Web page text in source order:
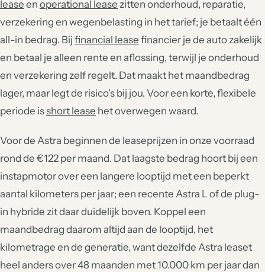
lease en operational lease zitten onderhoud, reparatie,
verzekering en wegenbelasting in het tarief; je betaalt één
all-in bedrag. Bij financial lease financier je de auto zakelijk
en betaal je alleen rente en aflossing, terwijl je onderhoud
en verzekering zelf regelt. Dat maakt het maandbedrag
lager, maar legt de risico's bij jou. Voor een korte, flexibele
periode isshort lease het overwegen waard.
Voor de Astra beginnen de leaseprijzen in onze voorraad
rond de €122 per maand. Dat laagste bedrag hoort bij een
instapmotor over een langere looptijd met een beperkt
aantal kilometers per jaar; een recente Astra L of de plug-
in hybride zit daar duidelijk boven. Koppel een
maandbedrag daarom altijd aan de looptijd, het
kilometrage en de generatie, want dezelfde Astra leaset
heel anders over 48 maanden met 10.000 km per jaar dan